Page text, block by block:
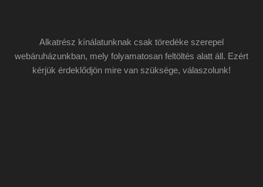
Alkatrész kínálatunknak csak töredéke szerepel
webáruházunkban, mely folyamatosan feltöltés alatt áll. Ezért
kérjük érdeklődjön mire van szüksége, válaszolunk!